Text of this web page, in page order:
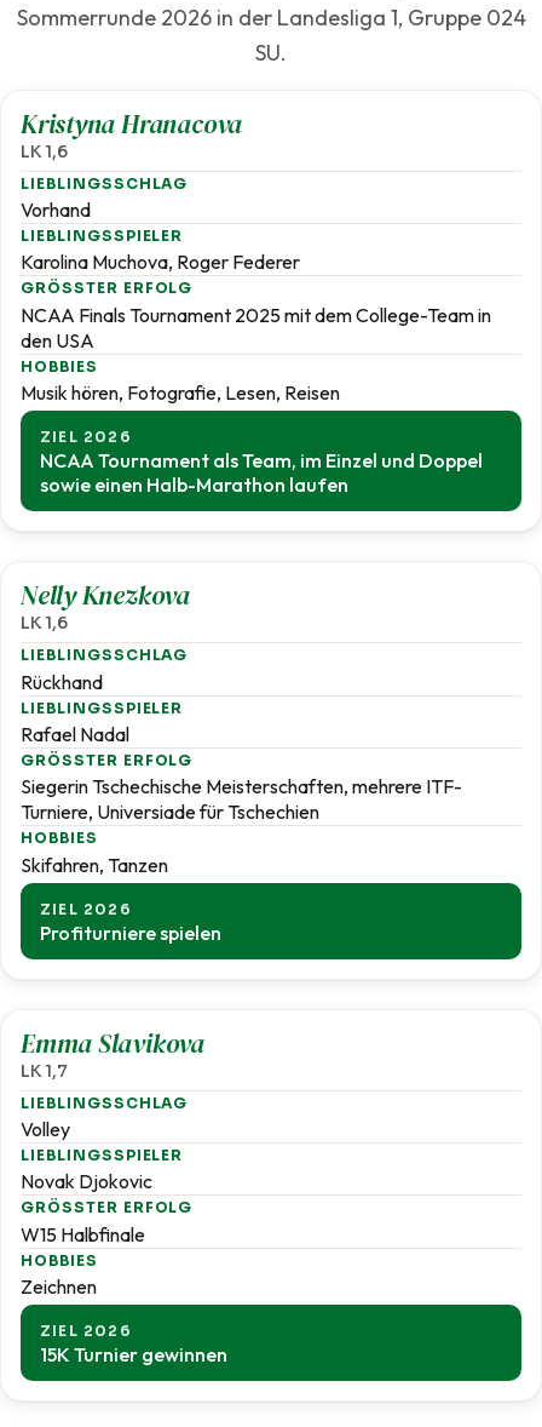
Sommerrunde 2026 in der Landesliga 1, Gruppe 024
SU.
Kristyna Hranacova
LK 1,6
LIEBLINGSSCHLAG
Vorhand
LIEBLINGSSPIELER
Karolina Muchova, Roger Federer
GRÖSSTER ERFOLG
NCAA Finals Tournament 2025 mit dem College-Team in
den USA
HOBBIES
Musik hören, Fotografie, Lesen, Reisen
ZIEL 2026
NCAA Tournament als Team, im Einzel und Doppel
sowie einen Halb-Marathon laufen
Nelly Knezkova
LK 1,6
LIEBLINGSSCHLAG
Rückhand
LIEBLINGSSPIELER
Rafael Nadal
GRÖSSTER ERFOLG
Siegerin Tschechische Meisterschaften, mehrere ITF-
Turniere, Universiade für Tschechien
HOBBIES
Skifahren, Tanzen
ZIEL 2026
Profiturniere spielen
Emma Slavikova
LK 1,7
LIEBLINGSSCHLAG
Volley
LIEBLINGSSPIELER
Novak Djokovic
GRÖSSTER ERFOLG
W15 Halbfinale
HOBBIES
Zeichnen
ZIEL 2026
15K Turnier gewinnen